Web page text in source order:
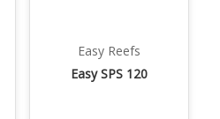
Easy Reefs
Easy SPS 120